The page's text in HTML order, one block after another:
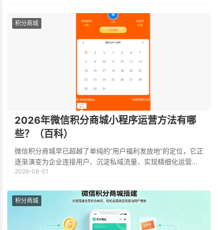
积分商城
2026年微信积分商城小程序运营方法有哪
些？（百科）
微信积分商城早已超越了单纯的“用户福利发放地”的定位，它正
逐渐演变为企业连接用户、沉淀私域流量、实现精细化运营的
核心枢纽。一个成功的微信积分商城，不仅需要完善的系统支
2026-08-01
积分商城